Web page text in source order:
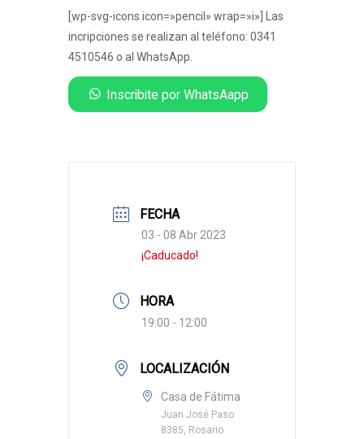
[wp-svg-icons icon=»pencil» wrap=»i»] Las
incripciones se realizan al teléfono: 0341
4510546 o al WhatsApp.
Inscribite por WhatsAapp
FECHA
03 - 08 Abr 2023
¡Caducado!
HORA
19:00 - 12:00
LOCALIZACIÓN
Casa de Fátima
Juan José Paso
8385, Rosario